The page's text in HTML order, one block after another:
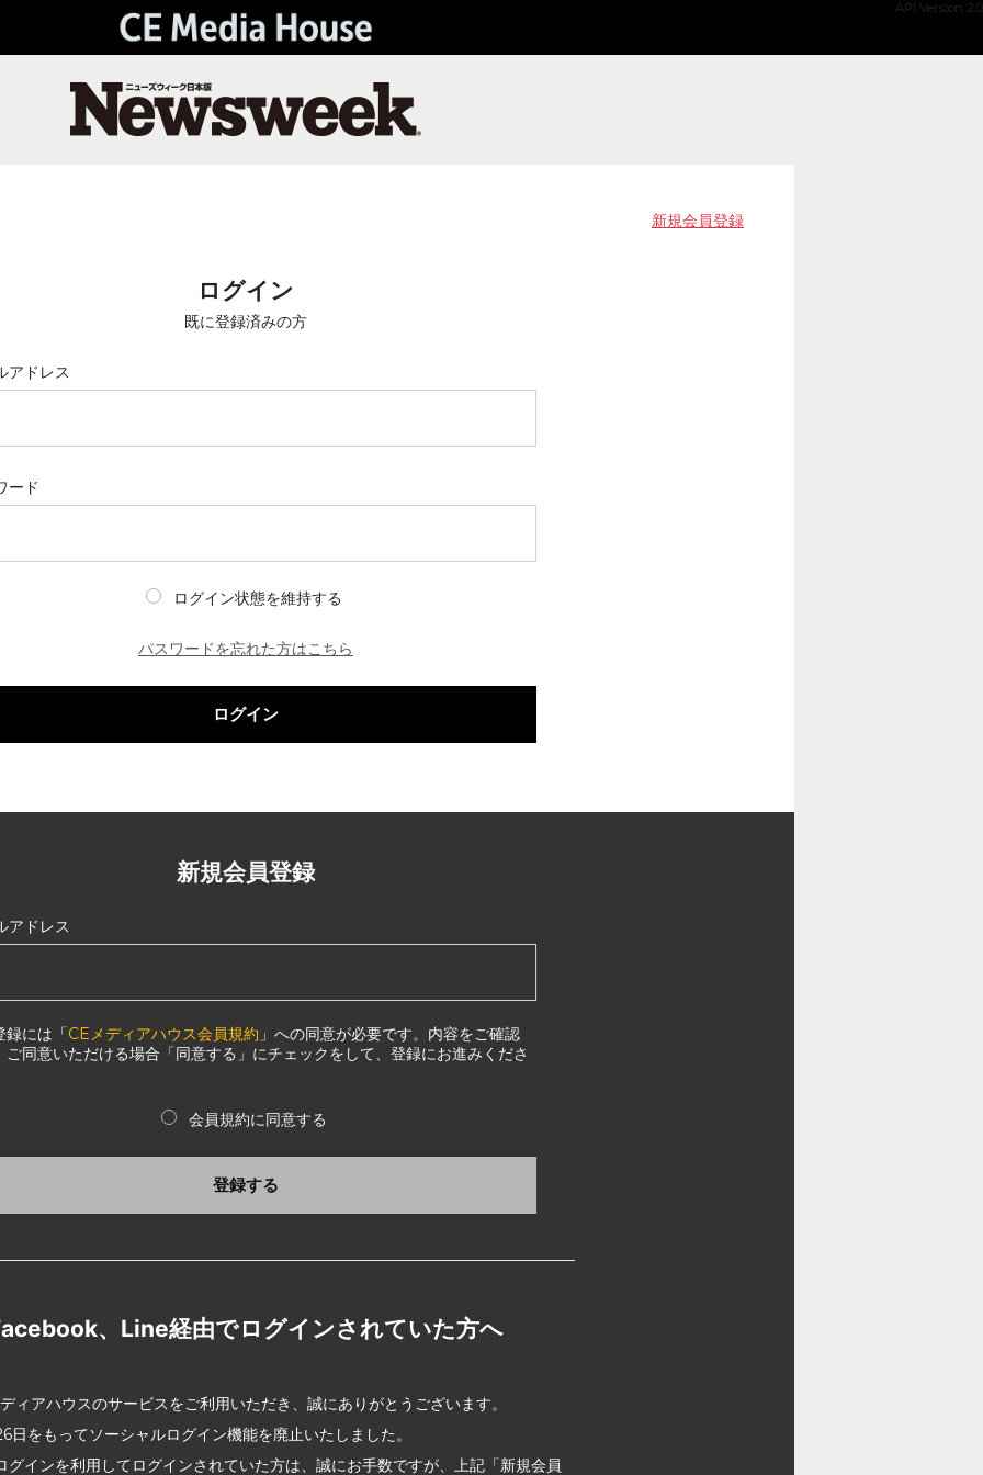
API Version 2.0
新規会員登録
ログイン
既に登録済みの方
アドレス
ード
ログイン状態を維持する
パスワードを忘れた方はこちら
ログイン
新規会員登録
アドレス
録には「CEメディアハウス会員規約 」への同意が必要です。内容をご確認
ご同意いただける場合「同意する」にチェックをして、登録にお進みくださ
会員規約に同意する
登録する
、Line経由でログインされていた方へ
ィアハウスのサービスをご利用いただき、誠にありがとうございます。
日をもってソーシャルログイン機能を廃止いたしました。
グインを利用してログインされていた方は、誠にお手数ですが、上記「新規会員